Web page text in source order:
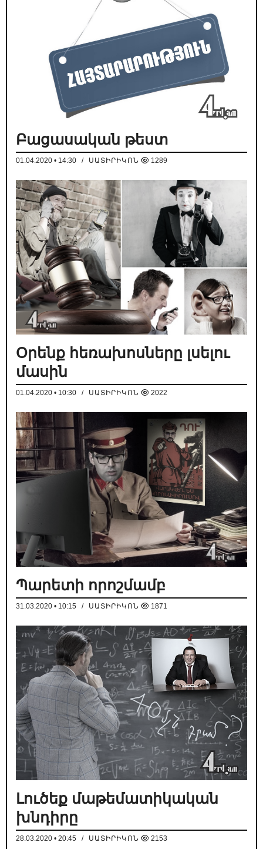
Բացասական թեստ
01.04.2020 • 14:30 / ՍԱՏԻՐԻԿՈՆ 1289
Օրենք հեռախոսները լսելու
մասին
01.04.2020 • 10:30 / ՍԱՏԻՐԻԿՈՆ 2022
Պարետի որոշմամբ
31.03.2020 • 10:15 / ՍԱՏԻՐԻԿՈՆ 1871
Լուծեք մաթեմատիկական
խնդիրը
28.03.2020 • 20:45 / ՍԱՏԻՐԻԿՈՆ 2153